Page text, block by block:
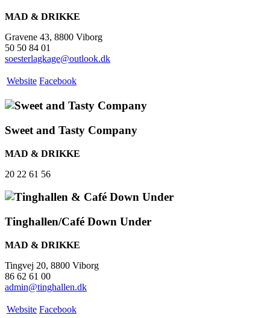
MAD & DRIKKE
Gravene 43, 8800 Viborg
50 50 84 01
soesterlagkage@outlook.dk
Website Facebook
Sweet and Tasty Company
MAD & DRIKKE
20 22 61 56
Tinghallen/Café Down Under
MAD & DRIKKE
Tingvej 20, 8800 Viborg
86 62 61 00
admin@tinghallen.dk
Website Facebook